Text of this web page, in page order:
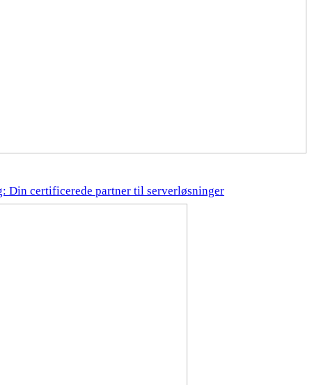
Din certificerede partner til serverløsninger